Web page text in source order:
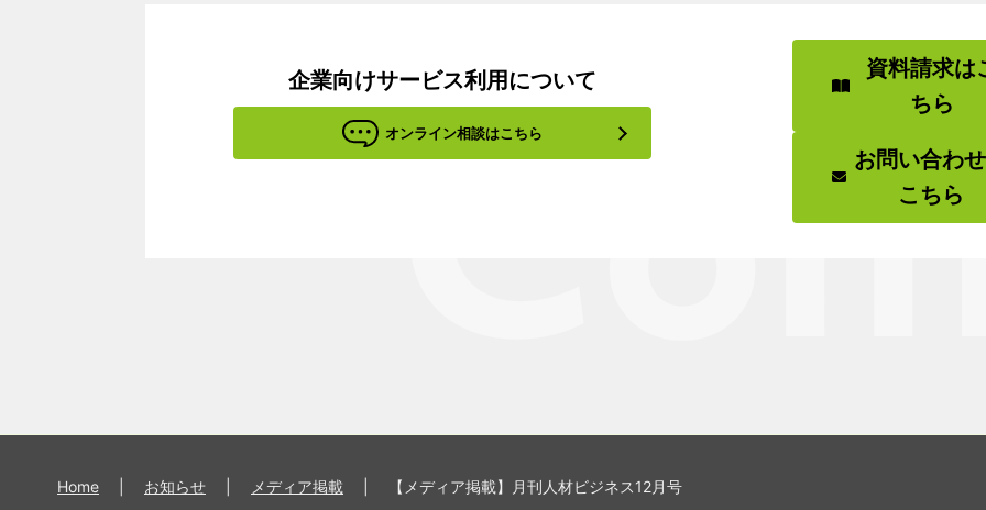
企業向けサービス利用について
オンライン相談はこちら
資料請求は
ちら
お問い合わ
こちら
Home お知らせ メディア掲載 【メディア掲載】月刊人材ビジネス​12月号